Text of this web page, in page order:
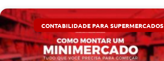
CONTABILIDADE PARA SUPERMERCADOS